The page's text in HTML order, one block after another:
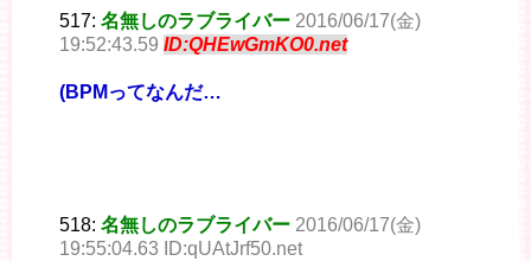
517: 名無しのラブライバー 2016/06/17(金)
19:52:43.59 ID:QHEwGmKO0.net
(BPMってなんだ…
518: 名無しのラブライバー 2016/06/17(金)
19:55:04.63 ID:qUAtJrf50.net